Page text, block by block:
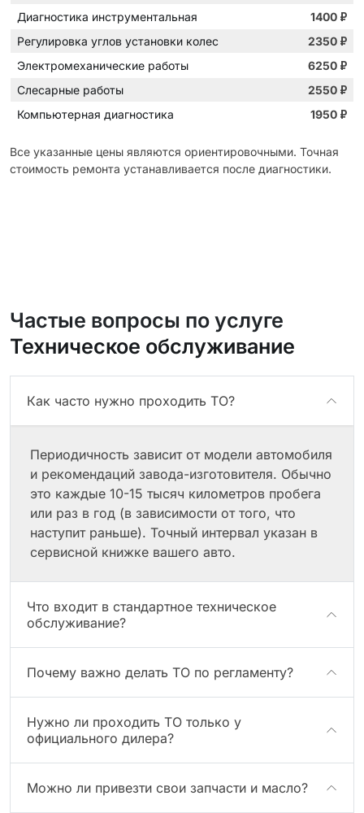
Диагностика инструментальная
1400 ₽
Регулировка углов установки колес
2350 ₽
Электромеханические работы
6250 ₽
Слесарные работы
2550 ₽
Компьютерная диагностика
1950 ₽
Все указанные цены являются ориентировочными. Точная
стоимость ремонта устанавливается после диагностики.
Частые вопросы по услуге
Техническое обслуживание
Как часто нужно проходить ТО?
Периодичность зависит от модели автомобиля
и рекомендаций завода-изготовителя. Обычно
это каждые 10-15 тысяч километров пробега
или раз в год (в зависимости от того, что
наступит раньше). Точный интервал указан в
сервисной книжке вашего авто.
Что входит в стандартное техническое
обслуживание?
Почему важно делать ТО по регламенту?
Нужно ли проходить ТО только у
официального дилера?
Можно ли привезти свои запчасти и масло?